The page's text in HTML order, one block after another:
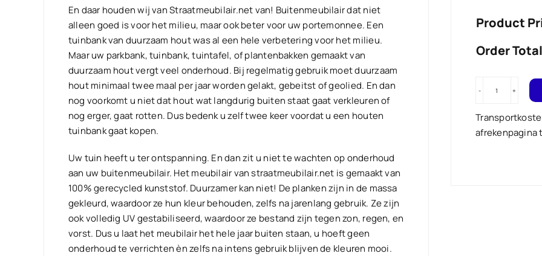
En daar houden wij van Straatmeubilair.net van! Buitenmeubilair dat niet
alleen goed is voor het milieu, maar ook beter voor uw portemonnee. Een
tuinbank van duurzaam hout was al een hele verbetering voor het milieu.
Maar uw parkbank, tuinbank, tuintafel, of plantenbakken gemaakt van
duurzaam hout vergt veel onderhoud. Bij regelmatig gebruik moet duurzaam
hout minimaal twee maal per jaar worden gelakt, gebeitst of geolied. En dan
nog voorkomt u niet dat hout wat langdurig buiten staat gaat verkleuren of
nog erger, gaat rotten. Dus bedenk u zelf twee keer voordat u een houten
tuinbank gaat kopen.
Uw tuin heeft u ter ontspanning. En dan zit u niet te wachten op onderhoud
aan uw buitenmeubilair. Het meubilair van straatmeubilair.net is gemaakt van
100% gerecycled kunststof. Duurzamer kan niet! De planken zijn in de massa
gekleurd, waardoor ze hun kleur behouden, zelfs na jarenlang gebruik. Ze zijn
ook volledig UV gestabiliseerd, waardoor ze bestand zijn tegen zon, regen, en
vorst. Dus u laat het meubilair het hele jaar buiten staan, u hoeft geen
onderhoud te verrichten èn zelfs na intens gebruik blijven de kleuren mooi.
Product
Order
Veelzijdige
tuinbank
type
Canvas
afrekenpagina